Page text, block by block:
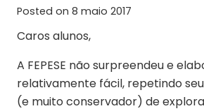
Posted on 8 maio 2017
Caros alunos,
A FEPESE não surpreendeu e
relativamente fácil, repetindo
(e muito conservador) de